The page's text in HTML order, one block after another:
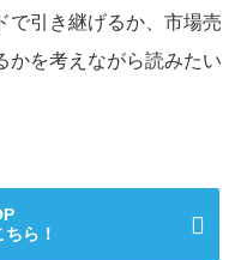
で引き継げるか、市場売
かを考えながら読みたい
ら！